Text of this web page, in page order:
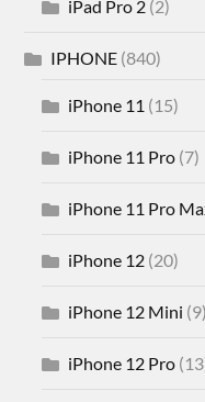
iPad Pro 2 (2)
IPHONE (840)
iPhone 11 (15)
iPhone 11 Pro (7)
iPhone 11 Pro
iPhone 12 (20)
iPhone 12 Mini (9)
iPhone 12 Pro